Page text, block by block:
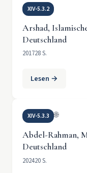
XIV-5.3.2
Arshad,
Deutschland
201728 S.
Lesen →
XIV-5.3.3 🌐
Abdel-Rahman,
Deutschland
202420 S.